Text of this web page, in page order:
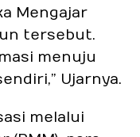
Mengajar
tersebut.
menuju
Ujarnya.
melalui